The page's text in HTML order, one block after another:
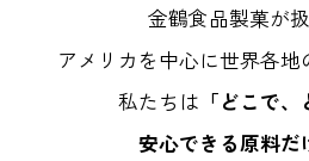
金鶴食品製菓が
アメリカを中心に世界各地
私たちは 「どこで
安心できる原料だ